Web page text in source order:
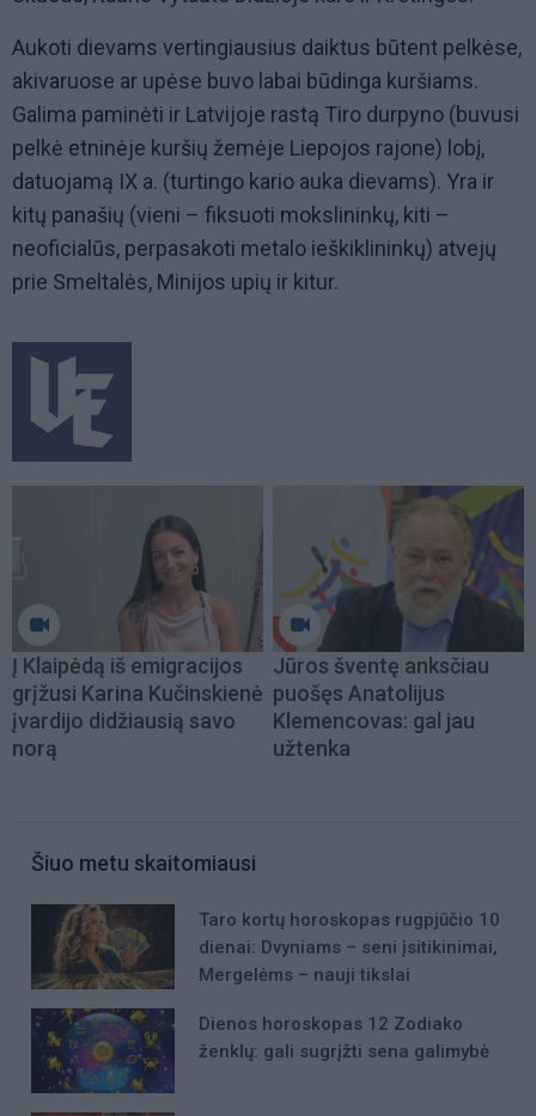
Aukoti dievams vertingiausius daiktus būtent pelkėse,
akivaruose ar upėse buvo labai būdinga kuršiams.
Galima paminėti ir Latvijoje rastą Tiro durpyno (buvusi
pelkė etninėje kuršių žemėje Liepojos rajone) lobį,
datuojamą IX a. (turtingo kario auka dievams). Yra ir
kitų panašių (vieni – fiksuoti mokslininkų, kiti –
neoficialūs, perpasakoti metalo ieškiklininkų) atvejų
prie Smeltalės, Minijos upių ir kitur.
Į Klaipėdą iš emigracijos
grįžusi Karina Kučinskienė
įvardijo didžiausią savo
norą
Jūros šventę anksčiau
puošęs Anatolijus
Klemencovas: gal jau
užtenka
Šiuo metu skaitomiausi
Taro kortų horoskopas rugpjūčio 10
dienai: Dvyniams – seni įsitikinimai,
Mergelėms – nauji tikslai
Dienos horoskopas 12 Zodiako
ženklų: gali sugrįžti sena galimybė